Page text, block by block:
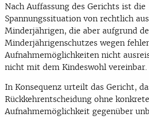
Nach Auffassung des Gerichts ist die
Spannungssituation von rechtlich
Minderjährigen, die aber aufgrund
Minderjährigenschutzes wegen
Aufnahmemöglichkeiten nicht
nicht mit dem Kindeswohl vereinbar.
In Konsequenz urteilt das Gericht,
Rückkehrentscheidung ohne
Aufnahmemöglichkeit gegenüber